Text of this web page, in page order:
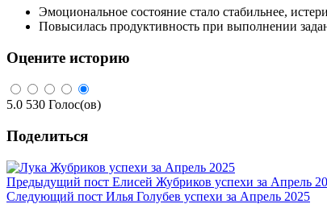
Эмоциональное состояние стало стабильнее,
Повысилась продуктивность при выполнении
Оцените историю
5.0 530 Голос(ов)
Поделиться
Предыдущий пост Елисей Жубриков успехи за Апрель
Следующий пост Илья Голубев успехи за Апрель 2025